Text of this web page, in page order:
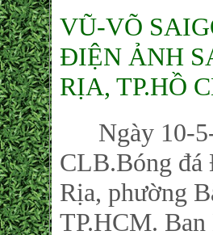
VŨ-VÕ
ĐIỆN ẢNH
RỊA, TP.HỒ
Ngày 10-5-
CLB.Bóng đá
Rịa, phường
TP.HCM.